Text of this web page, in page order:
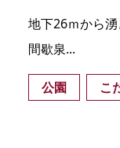
地下26ｍから
間歇泉...
公園 こ